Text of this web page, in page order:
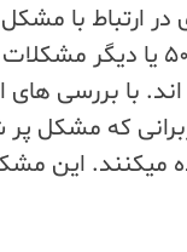
در ارتباط با
هاست و خطای ۵۰۳ یا
با بررسی های
که مشکل پر
میکنند. این